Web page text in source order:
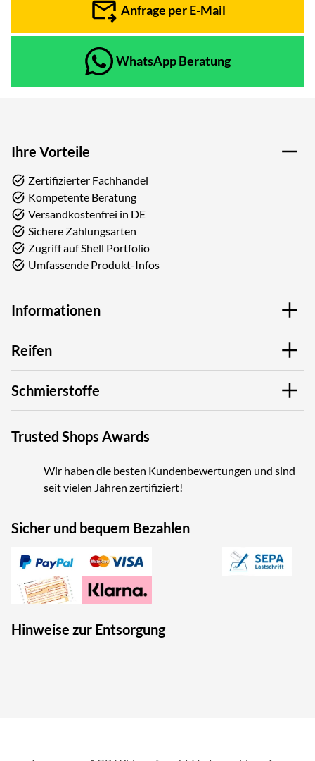
Anfrage per E-Mail
WhatsApp Beratung
Ihre Vorteile
Zertifizierter Fachhandel
Kompetente Beratung
Versandkostenfrei in DE
Sichere Zahlungsarten
Zugriff auf Shell Portfolio
Umfassende Produkt-Infos
Informationen
Reifen
Schmierstoffe
Trusted Shops Awards
Wir haben die besten Kundenbewertungen und sind
seit vielen Jahren zertifiziert!
Sicher und bequem Bezahlen
Hinweise zur Entsorgung